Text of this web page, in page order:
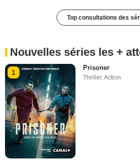
Top consultations des
Nouvelles séries les +
1
Prisoner
Thriller,Action